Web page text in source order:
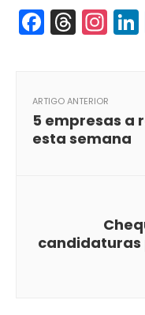
ARTIGO ANTERIOR
5 empresas a
esta semana
candidaturas